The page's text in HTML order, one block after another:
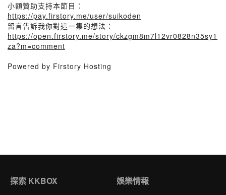
小額贊助支持本節目：
https://pay.firstory.me/user/suikoden
留言告訴我你對這一集的想法：
https://open.firstory.me/story/ckzgm8m7l12vr0828n35sy1
za?m=comment
Powered by Firstory Hosting
探索 KKBOX 娛樂情報